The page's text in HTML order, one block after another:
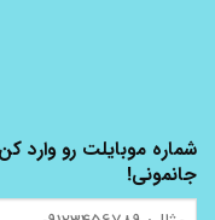
شماره موبایلت رو وارد
جانمونی!
مثال: